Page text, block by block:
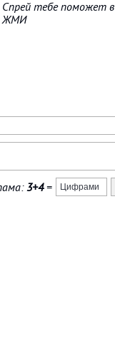
Спрей тебе поможет
ЖМИ
3+4=